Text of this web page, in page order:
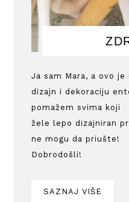
Ja sam Mara, a ovo
dizajn i dekoraciju
pomažem svima koji
žele lepo dizajniran
ne mogu da priušte!
Dobrodošli!
SAZNAJ VIŠE